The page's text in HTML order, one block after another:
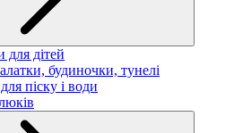
для дітей
будиночки, тунелі
піску і води